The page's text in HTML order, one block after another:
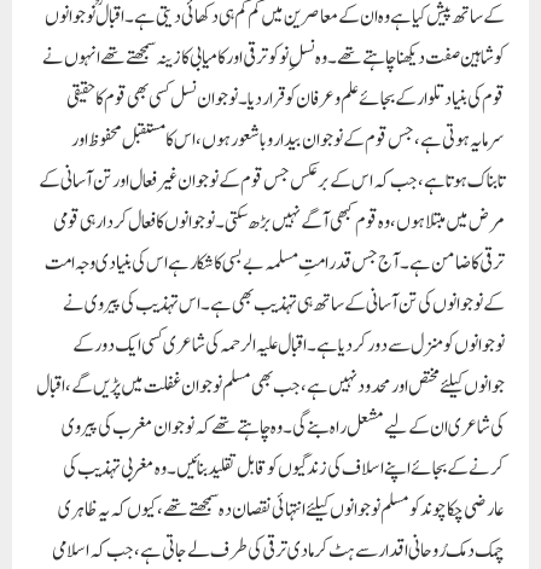
کے ساتھ پیش کیا ہے وہ ان کے معاصرین میں کم کم ہی دکھائی دیتی ہے۔اقبالؒ نوجوانوں
کو شاہین صفت دیکھنا چاہتے تھے۔ وہ نسلِ نو کو ترقی اور کامیابی کا زینہ سمجھتے تھے انہوں نے
قوم کی بنیاد تلوارکے بجائے علم و عرفان کو قرار دیا۔ نوجوان نسل کسی بھی قوم کا حقیقی
سرمایہ ہوتی ہے، جس قوم کے نوجوان بیدار و باشعور ہوں، اس کا مستقبل محفوظ اور
تابناک ہوتا ہے، جب کہ اس کے برعکس جس قوم کے نوجوان غیرفعال اور تن آسانی کے
مرض میں مبتلا ہوں، وہ قوم کبھی آگے نہیں بڑھ سکتی۔ نوجوانوں کا فعال کردار ہی قومی
ترقی کا ضامن ہے۔آج جس قدر امتِ مسلمہ بے بسی کا شکار ہے اس کی بنیادی وجہ امت
کے نوجوانوں کی تن آسانی کے ساتھ ہی تہذیب بھی ہے۔ اس تہذیب کی پیروی نے
نوجوانوں کو منزل سے دور کردیاہے۔اقبال علیہ الرحمہ کی شاعری کسی ایک دور کے
جوانوں کیلئے مختص اور محدود نہیں ہے، جب بھی مسلم نوجوان غفلت میں پڑیں گے، اقبال
کی شاعری ان کے لیے مشعل راہ بنے گی۔ وہ چاہتے تھے کہ نوجوان مغرب کی پیروی
کرنے کے بجائے اپنے اسلاف کی زندگیوں کو قابل تقلید بنائیں۔ وہ مغربی تہذیب کی
عارضی چکاچوند کو مسلم نوجوانوں کیلئے انتہائی نقصان دہ سمجھتے تھے، کیوں کہ یہ ظاہری
چمک دمک رُوحانی اقدار سے ہٹ کر مادی ترقی کی طرف لے جاتی ہے، جب کہ اسلامی